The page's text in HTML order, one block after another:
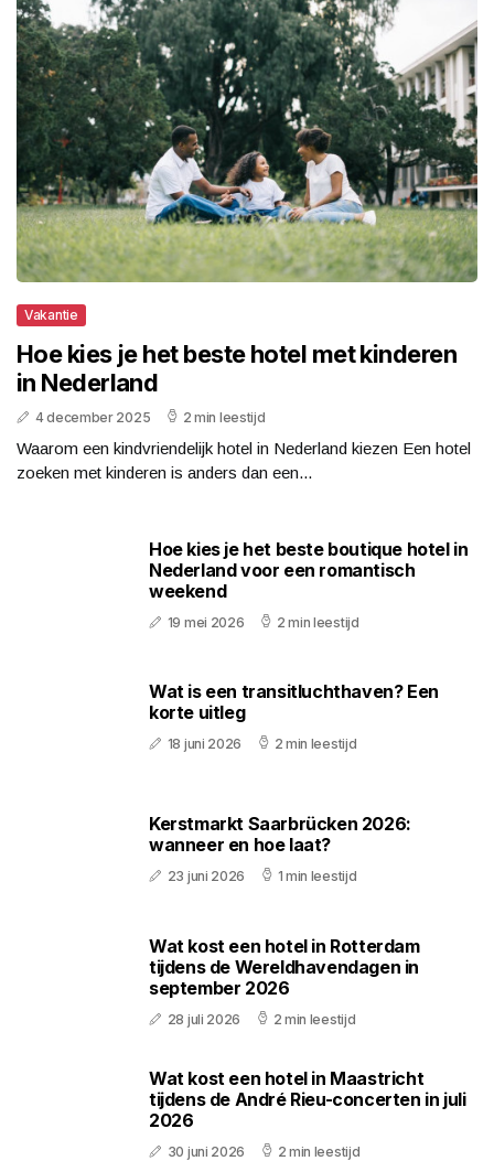
Vakantie
Hoe kies je het beste hotel met kinderen
in Nederland
4 december 2025 2 min leestijd
Waarom een kindvriendelijk hotel in Nederland kiezen Een hotel
zoeken met kinderen is anders dan een...
Hoe kies je het beste boutique hotel in
Nederland voor een romantisch
weekend
19 mei 2026 2 min leestijd
Wat is een transitluchthaven? Een
korte uitleg
18 juni 2026 2 min leestijd
Kerstmarkt Saarbrücken 2026:
wanneer en hoe laat?
23 juni 2026 1 min leestijd
Wat kost een hotel in Rotterdam
tijdens de Wereldhavendagen in
september 2026
28 juli 2026 2 min leestijd
Wat kost een hotel in Maastricht
tijdens de André Rieu-concerten in juli
2026
30 juni 2026 2 min leestijd